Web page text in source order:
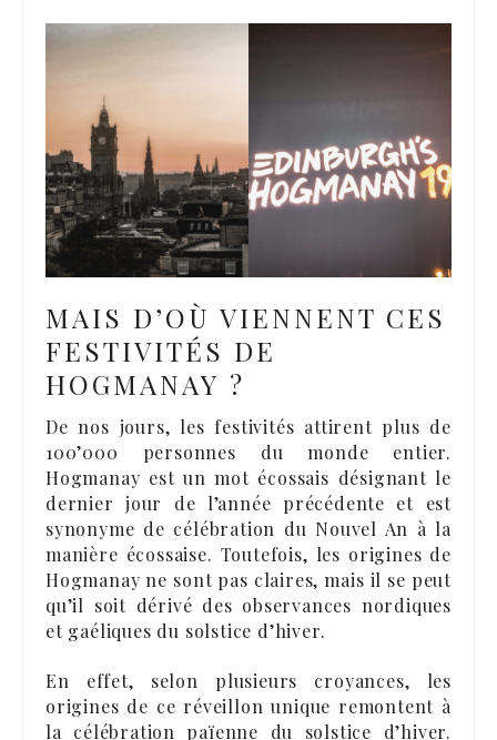
MAIS D’OÙ VIENNENT CES
FESTIVITÉS DE
HOGMANAY ?
De nos jours, les festivités attirent plus de
100’000 personnes du monde entier.
Hogmanay est un mot écossais désignant le
dernier jour de l’année précédente et est
synonyme de célébration du Nouvel An à la
manière écossaise. Toutefois, les origines de
Hogmanay ne sont pas claires, mais il se peut
qu’il soit dérivé des observances nordiques
et gaéliques du solstice d’hiver.
En effet, selon plusieurs croyances, les
origines de ce réveillon unique remontent à
la célébration païenne du solstice d’hiver.